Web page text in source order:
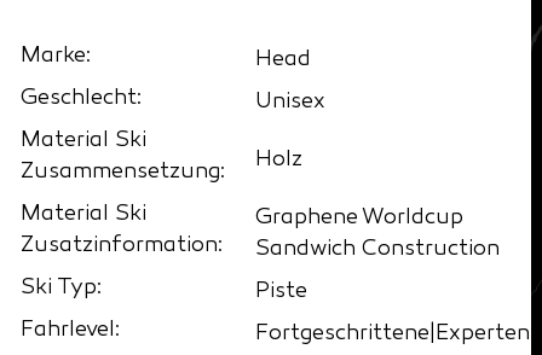
Marke:
Head
Geschlecht:
Unisex
Material Ski
Zusammensetzung:
Holz
Material Ski
Zusatzinformation:
Graphene Worldcup
Sandwich Construction
Ski Typ:
Piste
Fahrlevel:
Fortgeschrittene|Experten